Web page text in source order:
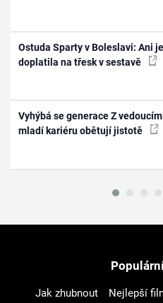
Ostuda Sparty v Boleslavi: Ani
doplatila na třesk v sestavě
Vyhýbá se generace Z
mladí kariéru obětují jistotě
Jak zhubnout Nejlepší